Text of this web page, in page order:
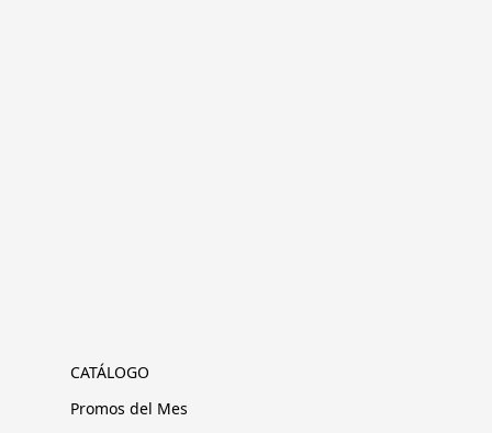
CATÁLOGO
Promos del Mes